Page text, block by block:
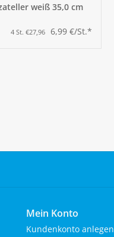
weiß 35,0 cm
4 St. €27,96 6,99 €/St.*
Mein Konto
Kundenkonto anlegen